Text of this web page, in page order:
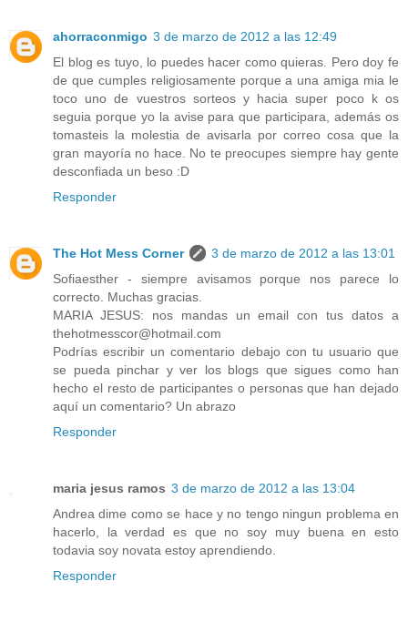
ahorraconmigo 3 de marzo de 2012 a las 12:49
El blog es tuyo, lo puedes hacer como quieras. Pero doy fe
de que cumples religiosamente porque a una amiga mia le
toco uno de vuestros sorteos y hacia super poco k os
seguia porque yo la avise para que participara, además os
tomasteis la molestia de avisarla por correo cosa que la
gran mayoría no hace. No te preocupes siempre hay gente
desconfiada un beso :D
Responder
The Hot Mess Corner
3 de marzo de 2012 a las 13:01
Sofiaesther - siempre avisamos porque nos parece lo
correcto. Muchas gracias.
MARIA JESUS: nos mandas un email con tus datos a
thehotmesscor@hotmail.com
Podrías escribir un comentario debajo con tu usuario que
se pueda pinchar y ver los blogs que sigues como han
hecho el resto de participantes o personas que han dejado
aquí un comentario? Un abrazo
Responder
maria jesus ramos 3 de marzo de 2012 a las 13:04
Andrea dime como se hace y no tengo ningun problema en
hacerlo, la verdad es que no soy muy buena en esto
todavia soy novata estoy aprendiendo.
Responder